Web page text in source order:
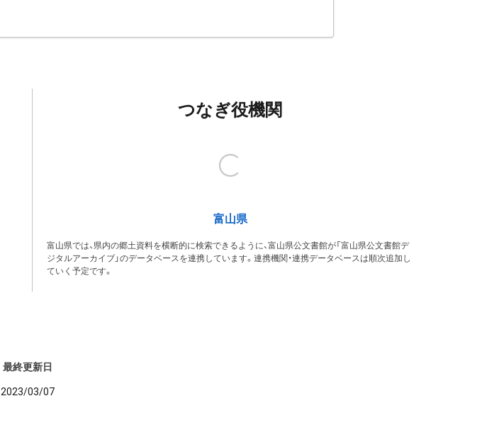
つなぎ役機関
富山県
富山県では、県内の郷土資料を横断的に検索できるように、富山県公文書館が「富山県公文書館デ
ジタルアーカイブ」のデータベースを連携しています。連携機関・連携データベースは順次追加し
ていく予定です。
最終更新日
2023/03/07